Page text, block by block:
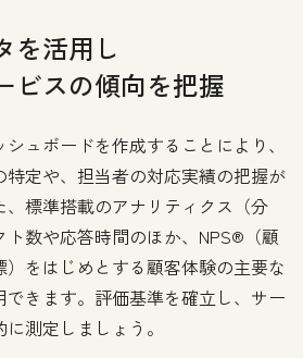
を活用し
ビスの傾向を把握
ュボードを作成することにより、
定や、担当者の対応実績の把握が
標準搭載のアナリティクス（分
数や応答時間のほか、NPS®（顧
をはじめとする顧客体験の主要な
きます。評価基準を確立し、サー
測定しましょう。